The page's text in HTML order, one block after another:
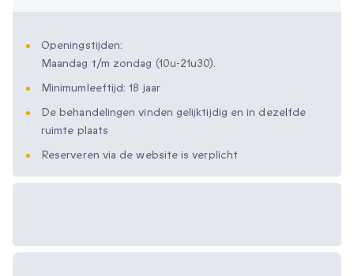
Openingstijden:
Maandag t/m zondag (10u-21u30).
Minimumleeftijd: 18 jaar
De behandelingen vinden gelijktijdig en in dezelfde
ruimte plaats
Reserveren via de website is verplicht